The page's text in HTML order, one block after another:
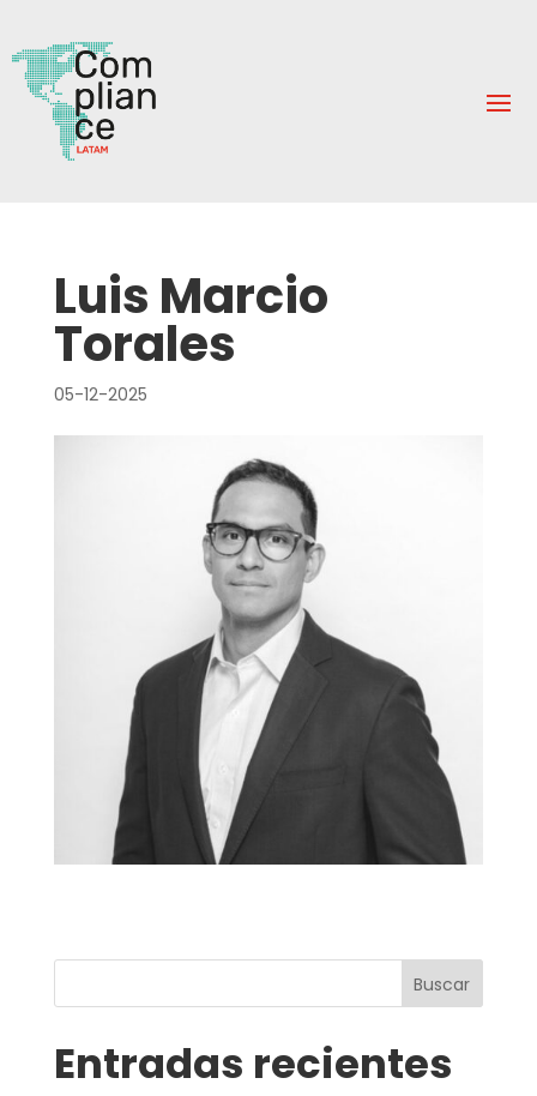
Luis Marcio
Torales
05-12-2025
Buscar
Entradas recientes